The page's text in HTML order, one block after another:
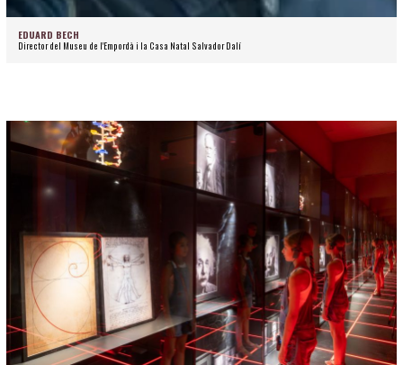
EDUARD BECH
Director del Museu de l'Empordà i la Casa Natal Salvador Dalí